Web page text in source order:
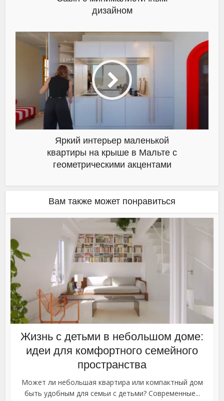
дизайном
Яркий интерьер маленькой
квартиры на крыше в Мальте с
геометрическими акцентами
Вам также может понравиться
Жизнь с детьми в небольшом доме:
идеи для комфортного семейного
пространства
Может ли небольшая квартира или компактный дом
быть удобным для семьи с детьми? Современные...